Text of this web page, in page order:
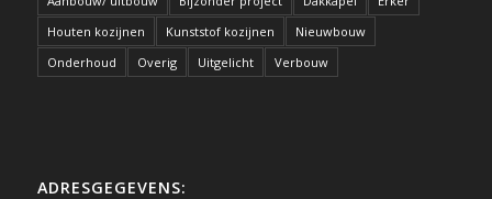
Houten kozijnen
Kunststof kozijnen
Nieuwbouw
Onderhoud
Overig Uitgelicht Verbouw
ADRESGEGEVENS: